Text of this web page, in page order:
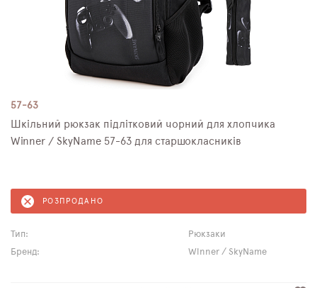
57-63
Шкільний рюкзак підлітковий чорний для хлопчика
Winner / SkyName 57-63 для старшокласників
РОЗПРОДАНО
Тип:
Рюкзаки
Бренд:
Winner / SkyName